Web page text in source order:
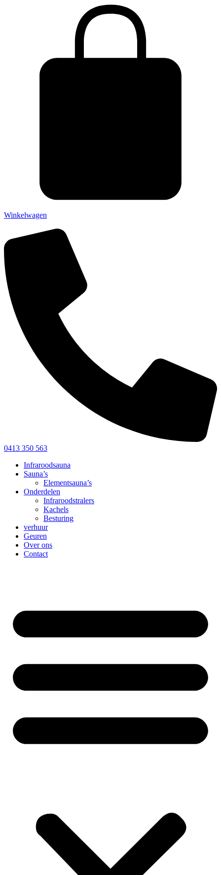
Winkelwagen
0413 350 563
Infraroodsauna
Sauna’s
Elementsauna’s
Onderdelen
Infraroodstralers
Kachels
Besturing
verhuur
Geuren
Over ons
Contact